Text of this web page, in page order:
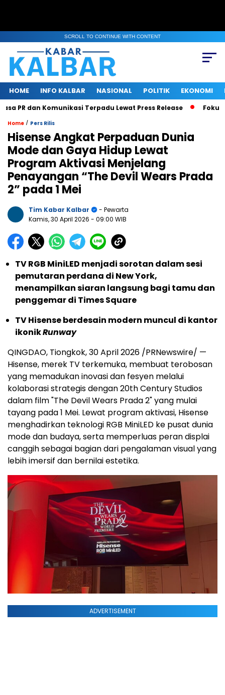
SCROLL TO CONTINUE WITH CONTENT
HOME INFO KALBAR NASIONAL POLITIK EKONOMI
dan Komunikasi Terpadu Lewat Press Release Fokus
Home / Pers Rilis
Hisense Angkat Perpaduan Dunia
Mode dan Gaya Hidup Lewat
Program Aktivasi Menjelang
Penayangan “The Devil Wears Prada
2” pada 1 Mei
Tim Kabar Kalbar
- Pewarta
Kamis, 30 April 2026 - 09:00 WIB
TV RGB MiniLED menjadi sorotan dalam sesi
pemutaran perdana di New York,
menampilkan siaran langsung bagi tamu dan
penggemar di Times Square
TV Hisense berdesain modern muncul di kantor
ikonikRunway
QINGDAO, Tiongkok,30 April 2026 /PRNewswire/ —
Hisense, merek TV terkemuka, membuat terobosan
yang memadukan inovasi dan fesyen melalui
kolaborasi strategis dengan 20th Century Studios
dalam film "The Devil Wears Prada 2" yang mulai
tayang pada 1 Mei. Lewat program aktivasi, Hisense
menghadirkan teknologi RGB MiniLED ke pusat dunia
mode dan budaya, serta memperluas peran displai
canggih sebagai bagian dari pengalaman visual yang
lebih imersif dan bernilai estetika.
ADVERTISEMENT